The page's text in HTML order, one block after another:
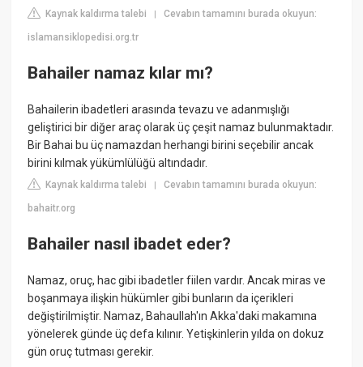
Kaynak kaldırma talebi |Cevabın tamamını burada okuyun:
islamansiklopedisi.org.tr
Bahailer namaz kılar mı?
Bahailerin ibadetleri arasında tevazu ve adanmışlığı
geliştirici bir diğer araç olarak üç çeşit namaz bulunmaktadır.
Bir Bahai bu üç namazdan herhangi birini seçebilir ancak
birini kılmak yükümlülüğü altındadır.
Kaynak kaldırma talebi |Cevabın tamamını burada okuyun:
bahaitr.org
Bahailer nasıl ibadet eder?
Namaz, oruç, hac gibi ibadetler fiilen vardır. Ancak miras ve
boşanmaya ilişkin hükümler gibi bunların da içerikleri
değiştirilmiştir. Namaz, Bahaullah'ın Akka'daki makamına
yönelerek günde üç defa kılınır. Yetişkinlerin yılda on dokuz
gün oruç tutması gerekir.